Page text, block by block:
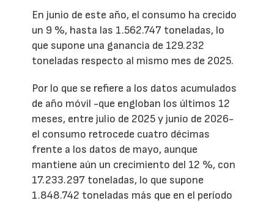
En junio de este año, el consumo ha crecido
un 9 %, hasta las 1.562.747 toneladas, lo
que supone una ganancia de 129.232
toneladas respecto al mismo mes de 2025.
Por lo que se refiere a los datos acumulados
de año móvil -que engloban los últimos 12
meses, entre julio de 2025 y junio de 2026-
el consumo retrocede cuatro décimas
frente a los datos de mayo, aunque
mantiene aún un crecimiento del 12 %, con
17.233.297 toneladas, lo que supone
1.848.742 toneladas más que en el período